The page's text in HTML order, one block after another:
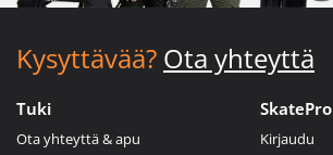
Kysyttävää? Ota yhteyttä
Tuki
Ota yhteyttä & apu
SkatePro
Kirjaudu